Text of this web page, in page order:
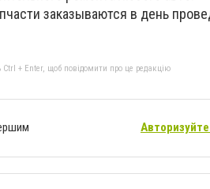
заказываются в день
+ Enter, щоб повідомити про це редакцію